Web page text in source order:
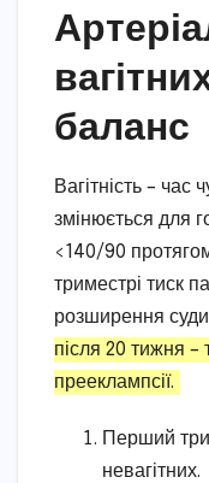
баланс
Вагітність – час
змінюється для
<140/90
триместрі тиск
розширення
після 20 тижня –
прееклампсії.
Перший
невагітних.